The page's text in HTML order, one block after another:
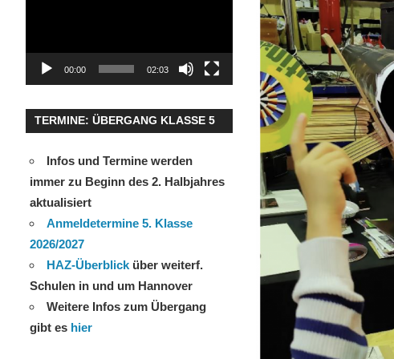
00:00 02:03
TERMINE: ÜBERGANG KLASSE 5
Infos und Termine werden
immer zu Beginn des 2. Halbjahres
aktualisiert
Anmeldetermine 5. Klasse
2026/2027
HAZ-Überblicküber weiterf.
Schulen in und um Hannover
Weitere Infos zum Übergang
gibt es hier